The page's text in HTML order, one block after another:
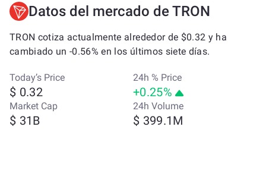
Datos del mercado de TRON
TRON cotiza actualmente alrededor de $0.32 y ha
cambiado un -0.56% en los últimos siete días.
Today’s Price
$ 0.32
24h % Price
+0.25%
Market Cap
$ 31B
24h Volume
$ 399.1M